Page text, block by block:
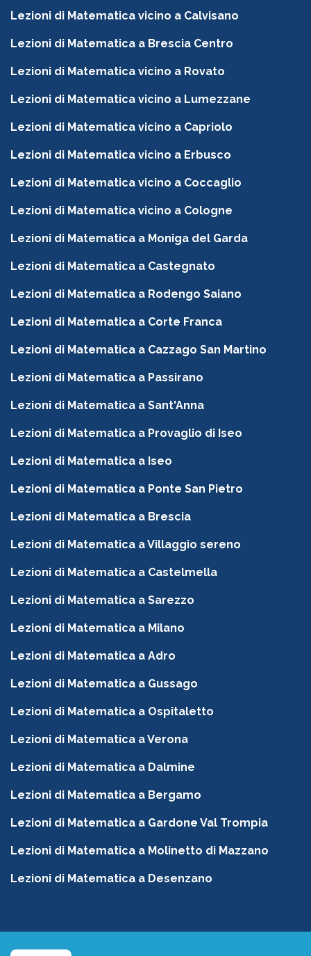
Lezioni di Matematica vicino a Calvisano
Lezioni di Matematica a Brescia Centro
Lezioni di Matematica vicino a Rovato
Lezioni di Matematica vicino a Lumezzane
Lezioni di Matematica vicino a Capriolo
Lezioni di Matematica vicino a Erbusco
Lezioni di Matematica vicino a Coccaglio
Lezioni di Matematica vicino a Cologne
Lezioni di Matematica a Moniga del Garda
Lezioni di Matematica a Castegnato
Lezioni di Matematica a Rodengo Saiano
Lezioni di Matematica a Corte Franca
Lezioni di Matematica a Cazzago San Martino
Lezioni di Matematica a Passirano
Lezioni di Matematica a Sant'Anna
Lezioni di Matematica a Provaglio di Iseo
Lezioni di Matematica a Iseo
Lezioni di Matematica a Ponte San Pietro
Lezioni di Matematica a Brescia
Lezioni di Matematica a Villaggio sereno
Lezioni di Matematica a Castelmella
Lezioni di Matematica a Sarezzo
Lezioni di Matematica a Milano
Lezioni di Matematica a Adro
Lezioni di Matematica a Gussago
Lezioni di Matematica a Ospitaletto
Lezioni di Matematica a Verona
Lezioni di Matematica a Dalmine
Lezioni di Matematica a Bergamo
Lezioni di Matematica a Gardone Val Trompia
Lezioni di Matematica a Molinetto di Mazzano
Lezioni di Matematica a Desenzano